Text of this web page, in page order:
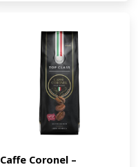
Caffe Coronel –